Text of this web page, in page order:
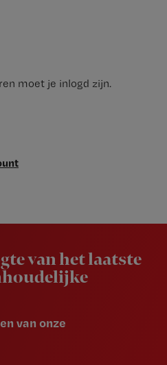
moet je inlogd zijn.
van het laatste
van onze